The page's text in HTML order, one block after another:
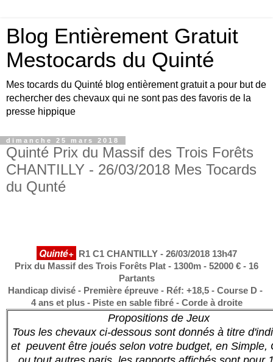
Blog Entièrement Gratuit
Mestocards du Quinté
Mes tocards du Quinté blog entièrement gratuit a pour but de
rechercher des chevaux qui ne sont pas des favoris de la
presse hippique
dimanche 25 mars 2018
Quinté Prix du Massif des Trois Forêts
CHANTILLY - 26/03/2018 Mes Tocards
du Qunté
Quinté+ R1 C1 CHANTILLY - 26/03/2018 13h47
Prix du Massif des Trois Forêts Plat - 1300m - 52000 € - 16
Partants
Handicap divisé - Première épreuve - Réf: +18,5 - Course D -
4 ans et plus - Piste en sable fibré - Corde à droite
Propositions de Jeux
Tous les chevaux ci-dessous sont donnés à titre
et peuvent être joués selon votre budget, en Simple,